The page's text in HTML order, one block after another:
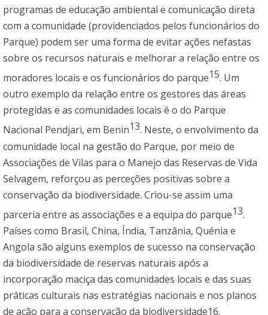
programas de educação ambiental e comunicação direta
com a comunidade (providenciados pelos funcionários do
Parque) podem ser uma forma de evitar ações nefastas
sobre os recursos naturais e melhorar a relação entre os
moradores locais e os funcionários do parque15. Um
outro exemplo da relação entre os gestores das áreas
protegidas e as comunidades locais é o do Parque
Nacional Pendjari, em Benin13. Neste, o envolvimento da
comunidade local na gestão do Parque, por meio de
Associações de Vilas para o Manejo das Reservas de Vida
Selvagem, reforçou as perceções positivas sobre a
conservação da biodiversidade. Criou-se assim uma
parceria entre as associações e a equipa do parque13.
Países como Brasil, China, Índia, Tanzânia, Quénia e
Angola são alguns exemplos de sucesso na conservação
da biodiversidade de reservas naturais após a
incorporação maciça das comunidades locais e das suas
práticas culturais nas estratégias nacionais e nos planos
de ação para a conservação da biodiversidade16.